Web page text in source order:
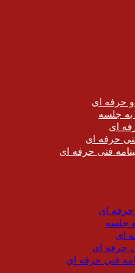
و حرفه ای
به جلسه
ای
حرفه ای
فنی حرفه ای
حرفه ای
جلسه
ای
حرفه ای
فنی حرفه ای